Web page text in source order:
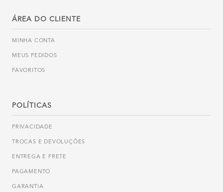
ÁREA DO CLIENTE
MINHA CONTA
MEUS PEDIDOS
FAVORITOS
POLÍTICAS
PRIVACIDADE
TROCAS E DEVOLUÇÕES
ENTREGA E FRETE
PAGAMENTO
GARANTIA